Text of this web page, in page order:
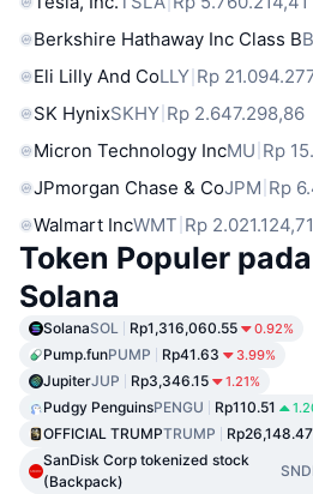
Berkshire Hathaway Inc Class B
Eli Lilly And CoLLY Rp
SK HynixSKHY Rp 2.647.298,86
Micron Technology IncMU Rp
JPmorgan Chase & CoJPM Rp
Walmart IncWMT Rp 2.021.124,71
Token Populer
Solana
SolanaSOL Rp1,316,060.55 0.92%
Pump.funPUMP Rp41.63 3.99%
JupiterJUP Rp3,346.15 1.21%
Pudgy PenguinsPENGU Rp110.51
OFFICIAL TRUMPTRUMP Rp26,148.47
SanDisk Corp tokenized stock
(Backpack)